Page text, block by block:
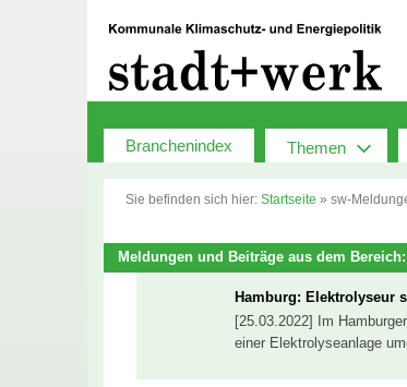
Branchenindex Themen
Sie befinden sich hier: Startseite » sw-
Meldungen und Beiträge aus dem
Hamburg: Elektrolyseur
[25.03.2022] Im
einer Elektrolyseanlage